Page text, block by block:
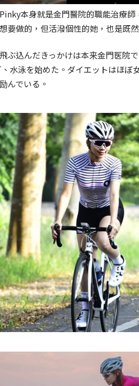
本身就是金門醫院的職能治療
要做的，但活潑個性的她，也是既
ぶ込んだきっかけは本来金門医院
水泳を始めた。ダイエットはほ
んでいる。